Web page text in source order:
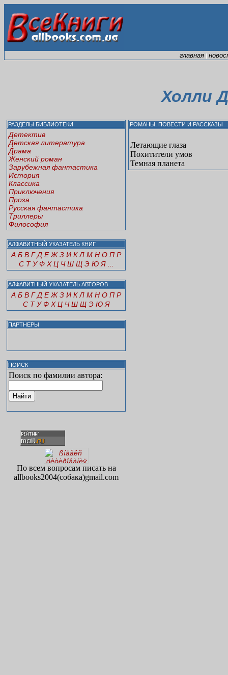
главная |
Холли
РАЗДЕЛЫ БИБЛИОТЕКИ
Детектив
Детская литература
Драма
Женский роман
Зарубежная фантастика
История
Классика
Приключения
Проза
Русская фантастика
Триллеры
Философия
АЛФАВИТНЫЙ УКАЗАТЕЛЬ КНИГ
А Б В Г Д Е Ж З И К Л М Н О П Р
С Т У Ф Х Ц Ч Ш Щ Э Ю Я
АЛФАВИТНЫЙ УКАЗАТЕЛЬ АВТОРОВ
А Б В Г Д Е Ж З И К Л М Н О П Р
С Т У Ф Х Ц Ч Ш Щ Э Ю Я
ПАРТНЕРЫ
ПОИСК
Поиск по фамилии автора:
По всем вопросам писать на
allbooks2004(собака)gmail.com
РОМАНЫ, ПОВЕСТИ И РАССКАЗЫ
Летающие глаза
Похитители умов
Темная планета